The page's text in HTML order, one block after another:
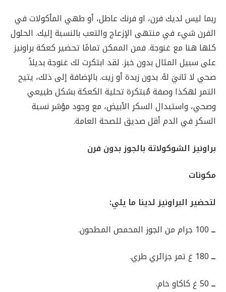
ربما ليس لديك فرن، او فرنك عاطل، أو طهي المأكولات في
الفرن شيء في منتهى الإزعاج والتعب بالنسبة إليك. الحلول
كلها هنا مع غنوجة. فمن الممكن تمامًا تحضير كعكة براونيز
على سبيل المثال بدون خبز. لقد ابتكرت لك غنوجة بديلاً
صحي لا ثانيَ لهً. بدون زبدة أو زيت. بالإضافة إلى ذلك، يتيح
التمر لهكذا وصفة مُبتكرة تحلية الكعكة بشكل طبيعي
وصحي، واستبدال السكر الأبيض، مع وجود مؤشر نسبة
السكر في الدم أقل صديق للصحة العامة.
براونيز الشوكولاتة بالجوز بدون فرن
مكونات
لتحضير البراونيز لدينا ما يلي:
ــ100 جرام من الجوز المحمص المطحون.
ــ
ــ50 غ كاكاو خام.